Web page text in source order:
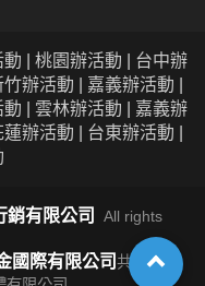
| 桃園辦活動 | 台中辦
辦活動 | 嘉義辦活動 |
| 雲林辦活動 | 嘉義辦
辦活動 | 台東辦活動 |
銷有限公司
All rights
國際有限公司共同經營